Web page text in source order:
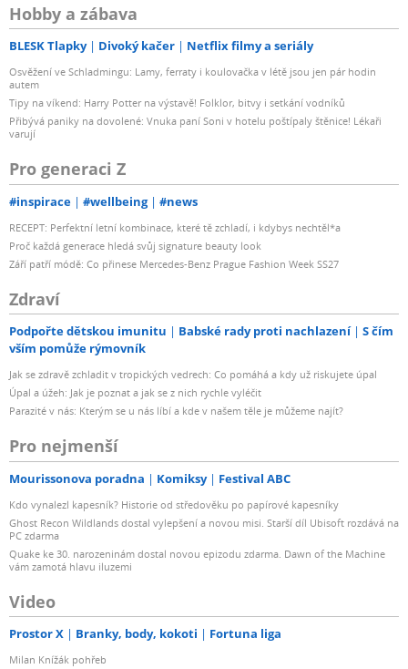
Hobby a zábava
BLESK Tlapky Divoký kačer Netflix filmy a seriály
Osvěžení ve Schladmingu: Lamy, ferraty i koulovačka v létě jsou jen pár hodin
autem
Tipy na víkend: Harry Potter na výstavě! Folklor, bitvy i setkání vodníků
Přibývá paniky na dovolené: Vnuka paní Soni v hotelu poštípaly štěnice! Lékaři
varují
Pro generaci Z
#inspirace #wellbeing #news
RECEPT: Perfektní letní kombinace, které tě zchladí, i kdybys nechtěl*a
Proč každá generace hledá svůj signature beauty look
Září patří módě: Co přinese Mercedes-Benz Prague Fashion Week SS27
Zdraví
Podpořte dětskou imunitu Babské rady proti nachlazení
S čím
vším pomůže rýmovník
Jak se zdravě zchladit v tropických vedrech: Co pomáhá a kdy už riskujete úpal
Úpal a úžeh: Jak je poznat a jak se z nich rychle vyléčit
Parazité v nás: Kterým se u nás líbí a kde v našem těle je můžeme najít?
Pro nejmenší
Mourissonova poradna Komiksy Festival ABC
Kdo vynalezl kapesník? Historie od středověku po papírové kapesníky
Ghost Recon Wildlands dostal vylepšení a novou misi. Starší díl Ubisoft rozdává na
PC zdarma
Quake ke 30. narozeninám dostal novou epizodu zdarma. Dawn of the Machine
vám zamotá hlavu iluzemi
Video
Prostor X Branky, body, kokoti Fortuna liga
Milan Knížák pohřeb